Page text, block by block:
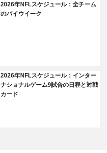
2026年NFLスケジュール：全チーム
のバイウイーク
2026年NFLスケジュール：インター
ナショナルゲーム9試合の日程と対戦
カード